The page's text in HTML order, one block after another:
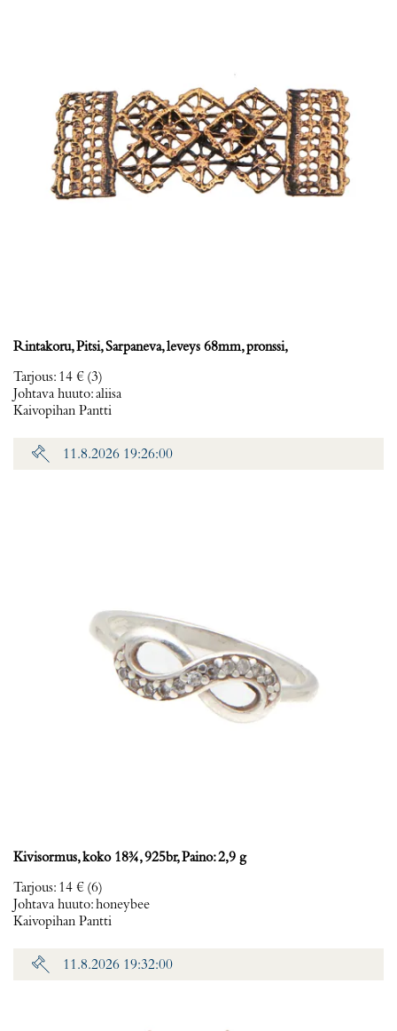
Rintakoru, Pitsi, Sarpaneva, leveys 68mm, pronssi,
Tarjous: 14 € (3)
Johtava huuto:aliisa
Kaivopihan Pantti
11.8.2026 19:26:00
Kivisormus, koko 18¾, 925br, Paino: 2,9 g
Tarjous: 14 € (6)
Johtava huuto:honeybee
Kaivopihan Pantti
11.8.2026 19:32:00